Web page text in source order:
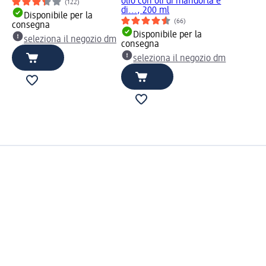
(122)
Disponibile per la
consegna
seleziona il negozio dm
di..., 200 ml
(66)
Disponibile per la
consegna
seleziona il negozio dm